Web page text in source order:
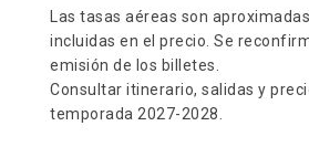
Las tasas aéreas son
incluidas en el precio. Se
emisión de los billetes.
Consultar itinerario, salidas y
temporada 2027-2028.